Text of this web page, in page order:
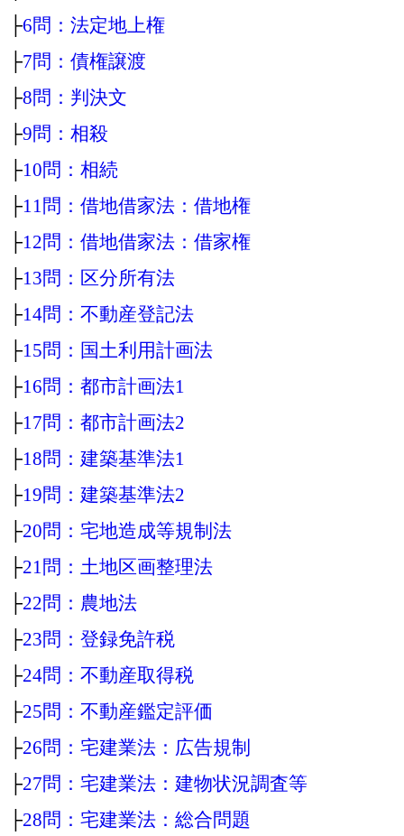
├6問：法定地上権
├7問：債権譲渡
├8問：判決文
├9問：相殺
├10問：相続
├11問：借地借家法：借地権
├12問：借地借家法：借家権
├13問：区分所有法
├14問：不動産登記法
├15問：国土利用計画法
├16問：都市計画法1
├17問：都市計画法2
├18問：建築基準法1
├19問：建築基準法2
├20問：宅地造成等規制法
├21問：土地区画整理法
├22問：農地法
├23問：登録免許税
├24問：不動産取得税
├25問：不動産鑑定評価
├26問：宅建業法：広告規制
├27問：宅建業法：建物状況調査等
├28問：宅建業法：総合問題